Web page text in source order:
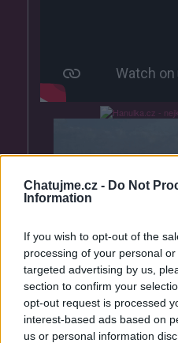
Chatujme.cz - Do Not
Information
If you wish to opt-out of the
processing of your personal
targeted advertising by us,
section to confirm your
opt-out request is processed
interest-based ads based on
us or personal information